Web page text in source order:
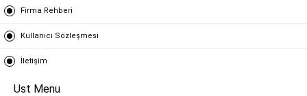
Firma Rehberi
Kullanıcı Sözleşmesi
İletişim
Ust Menu